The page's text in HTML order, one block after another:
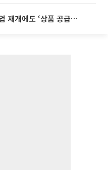
‘회생 D-3주’ 홈플러스, 영업 재개에도 ‘상품 공급망’ 복구가 생존 관건